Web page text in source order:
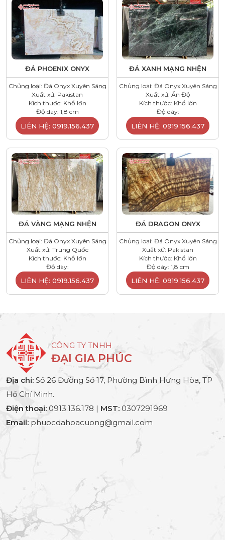
ĐÁ PHOENIX ONYX
Chủng loại: Đá Onyx Xuyên Sáng
Xuất xứ: Pakistan
Kích thước: Khổ lớn
Độ dày: 1,8 cm
LIÊN HỆ: 0919.156.437
ĐÁ XANH MẠNG NHỆN
Chủng loại: Đá Onyx Xuyên Sáng
Xuất xứ: Ấn Độ
Kích thước: Khổ lớn
Độ dày:
LIÊN HỆ: 0919.156.437
ĐÁ VÀNG MẠNG NHỆN
Chủng loại: Đá Onyx Xuyên Sáng
Xuất xứ: Trung Quốc
Kích thước: Khổ lớn
Độ dày:
LIÊN HỆ: 0919.156.437
ĐÁ DRAGON ONYX
Chủng loại: Đá Onyx Xuyên Sáng
Xuất xứ: Pakistan
Kích thước: Khổ lớn
Độ dày: 1,8 cm
LIÊN HỆ: 0919.156.437
CÔNG TY TNHH
ĐẠI GIA PHÚC
Địa chỉ: Số 26 Đường Số 17, Phường Bình Hưng Hòa, TP
Hồ Chí Minh.
Điện thoại: 0913.136.178 | MST: 0307291969
Email: phuocdahoacuong@gmail.com